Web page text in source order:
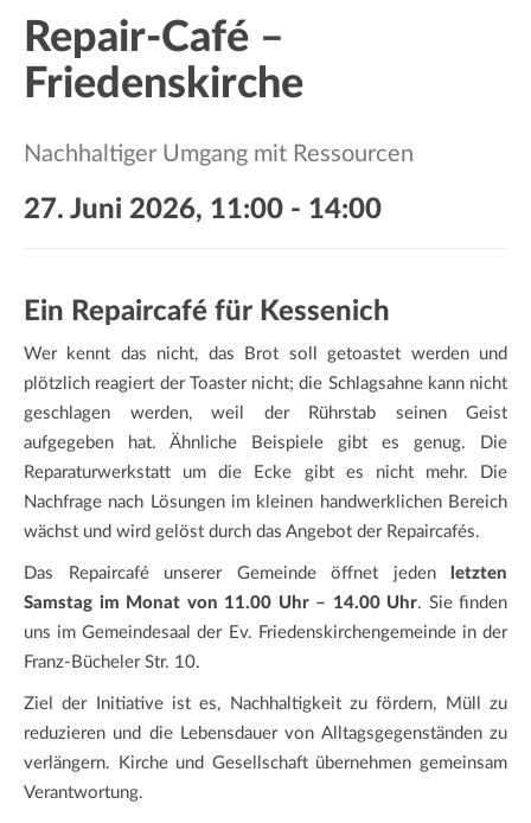
Repair-Café –
Friedenskirche
Nachhaltiger Umgang mit Ressourcen
27. Juni 2026, 11:00 - 14:00
Ein Repaircafé für Kessenich
Wer kennt das nicht, das Brot soll getoastet werden und
plötzlich reagiert der Toaster nicht; die Schlagsahne kann nicht
geschlagen werden, weil der Rührstab seinen Geist
aufgegeben hat. Ähnliche Beispiele gibt es genug. Die
Reparaturwerkstatt um die Ecke gibt es nicht mehr. Die
Nachfrage nach Lösungen im kleinen handwerklichen Bereich
wächst und wird gelöst durch das Angebot der Repaircafés.
Das Repaircafé unserer Gemeinde öffnet jeden
letzten
Samstag im Monat von 11.00 Uhr – 14.00 Uhr. Sie finden
uns im Gemeindesaal der Ev. Friedenskirchengemeinde in der
Franz-Bücheler Str. 10.
Ziel der Initiative ist es, Nachhaltigkeit zu fördern, Müll zu
reduzieren und die Lebensdauer von Alltagsgegenständen zu
verlängern. Kirche und Gesellschaft übernehmen gemeinsam
Verantwortung.